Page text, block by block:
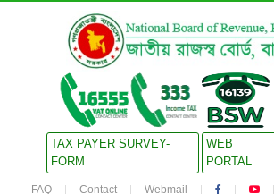
TAX PAYER SURVEY-
FORM
WEB
PORTAL
FAQ Contact Webmail